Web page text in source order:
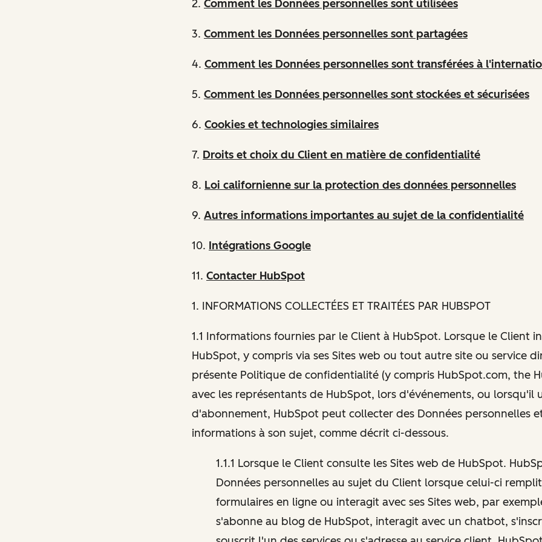
2. Comment les Données personnelles sont utilisées
3. Comment les Données personnelles sont partagées
4. Comment les Données personnelles sont transférées à
5. Comment les Données personnelles sont stockées et sécurisées
6. Cookies et technologies similaires
7. Droits et choix du Client en matière de confidentialité
8. Loi californienne sur la protection des données personnelles
9. Autres informations importantes au sujet de la confidentialité
10. Intégrations Google
11. Contacter HubSpot
1. INFORMATIONS COLLECTÉES ET TRAITÉES PAR HUBSPOT
1.1 Informations fournies par le Client à HubSpot. Lorsque le Client
HubSpot, y compris via ses Sites web ou tout autre site ou service
présente Politique de confidentialité (y compris HubSpot.com, the
avec les représentants de HubSpot, lors d'événements, ou lorsqu'il
d'abonnement, HubSpot peut collecter des Données personnelles
informations à son sujet, comme décrit ci-dessous.
1.1.1 Lorsque le Client consulte les Sites web de HubSpot.
Données personnelles au sujet du Client lorsque celui-ci
formulaires en ligne ou interagit avec ses Sites web, par
s'abonne au blog de HubSpot, interagit avec un chatbot,